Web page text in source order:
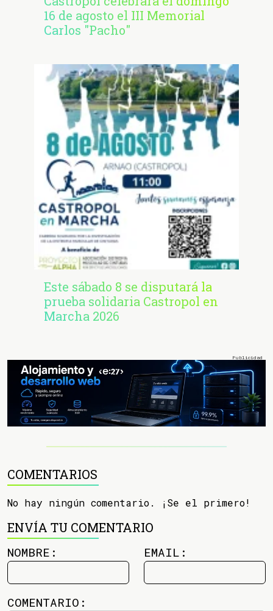
16 de agosto el III Memorial
Carlos "Pacho"
Este sábado 8 se disputará la
prueba solidaria Castropol en
Marcha 2026
COMENTARIOS
No hay ningún comentario. ¡Se el primero!
ENVÍA TU COMENTARIO
NOMBRE: EMAIL:
COMENTARIO: